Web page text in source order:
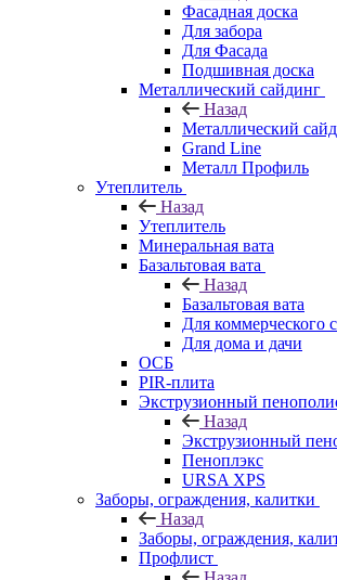
Фасадная доска
Для забора
Для Фасада
Подшивная доска
Металлический сайдинг
Назад
Металлический
Grand Line
Металл Профиль
Утеплитель
Назад
Утеплитель
Минеральная вата
Базальтовая вата
Назад
Базальтовая вата
Для коммерческого
Для дома и дачи
ОСБ
PIR-плита
Экструзионный
Назад
Экструзионный
Пеноплэкс
URSA XPS
Заборы, ограждения, калитки
Назад
Заборы, ограждения,
Профлист